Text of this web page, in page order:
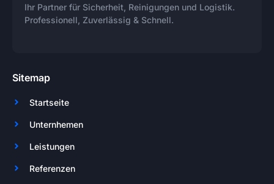
Ihr Partner für Sicherheit, Reinigungen und Logistik.
Professionell, Zuverlässig & Schnell.
Sitemap
Startseite
Unternhemen
Leistungen
Referenzen